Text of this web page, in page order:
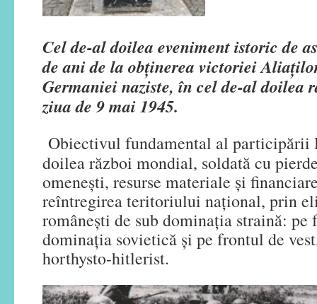
Cel de-al doilea eveniment istoric de
de ani de la obținerea victoriei
Germaniei naziste, în cel de-al doilea
ziua de 9 mai 1945.
Obiectivul fundamental al participării
doilea război mondial, soldată cu
omenești, resurse materiale și
reîntregirea teritoriului național, prin
românești de sub dominația straină: pe
dominația sovietică și pe frontul de
horthysto-hitlerist.